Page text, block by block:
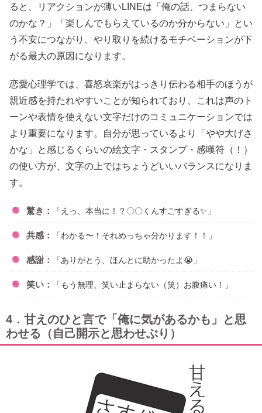
ると、リアクションが薄いLINEは「俺の話、つまらない
のかな？」「楽しんでもらえているのか分からない」とい
う不安につながり、やり取りを続けるモチベーションが下
がる最大の原因になります。
恋愛心理学では、喜怒哀楽がはっきり伝わる相手のほうが
親近感を持たれやすいことが知られており、これは声のト
ーンや表情を使えない文字だけのコミュニケーションでは
より重要になります。自分が思っているより「やや大げさ
かな」と感じるくらいの絵文字・スタンプ・感嘆符（！）
の使い方が、文字の上ではちょうどいいバランスになりま
す。
驚き： 「えっ、本当に！？〇〇くんすごすぎる✨」
共感： 「わかる〜！それめっちゃ分かります！！」
感謝： 「ありがとう、ほんとに助かったよ😭」
笑い： 「もう無理、笑い止まらない（笑）お腹痛い！」
4．甘えのひと言で「俺に気があるかも」と思
わせる（自己開示と思わせぶり）